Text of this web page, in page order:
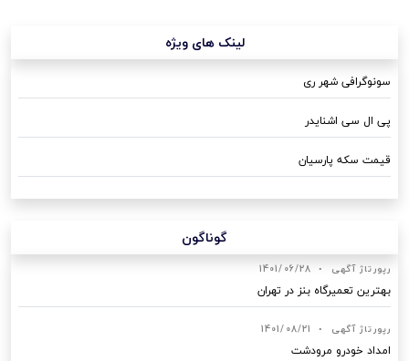
لینک های ویژه
سونوگرافی شهر ری
پی ال سی اشنایدر
قیمت سکه پارسیان
گوناگون
رپورتاژ آگهی •
1401/06/28
بهترین تعمیرگاه بنز در تهران
رپورتاژ آگهی •
1401/08/21
امداد خودرو مرودشت